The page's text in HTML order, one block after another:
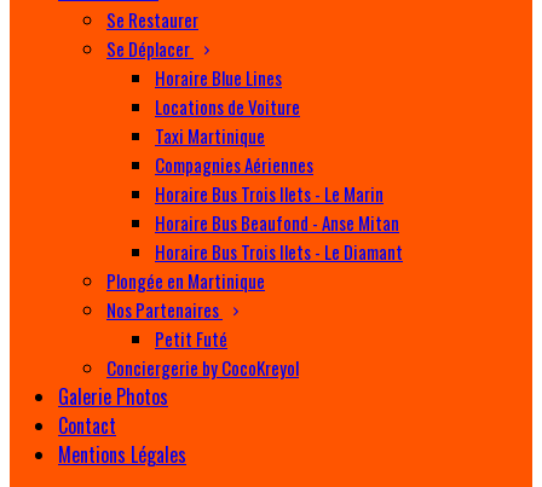
Se Restaurer
Se Déplacer
Horaire Blue Lines
Locations de Voiture
Taxi Martinique
Compagnies Aériennes
Horaire Bus Trois Ilets - Le Marin
Horaire Bus Beaufond - Anse Mitan
Horaire Bus Trois Ilets - Le Diamant
Plongée en Martinique
Nos Partenaires
Petit Futé
Conciergerie by CocoKreyol
Galerie Photos
Contact
Mentions Légales